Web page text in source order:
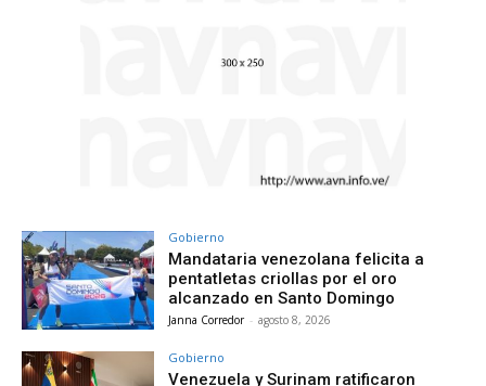
Gobierno
Mandataria venezolana felicita a
pentatletas criollas por el oro
alcanzado en Santo Domingo
Janna Corredor - agosto 8, 2026
Gobierno
Venezuela y Surinam ratificaron